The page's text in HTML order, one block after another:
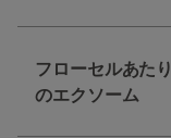
フローセルあたり
のエクソーム